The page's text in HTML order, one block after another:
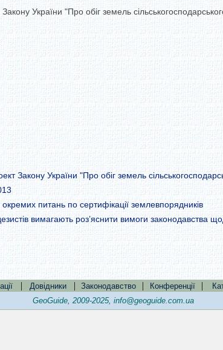
України "Про обіг земель
Закону України "Про обіг земель
питань по сертифікації землевпорядників
вимагають роз’яснити вимоги законодавства
| Довідники | Законодавство | Конференції |
GeoGuide, 2009-2025, info@geoguide.com.ua